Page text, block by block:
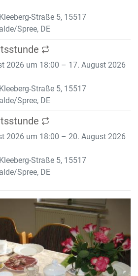
Straße 5, 15517
Spree, DE
2026 um 18:00 – 17. August 2026
Straße 5, 15517
Spree, DE
2026 um 18:00 – 20. August 2026
Straße 5, 15517
Spree, DE